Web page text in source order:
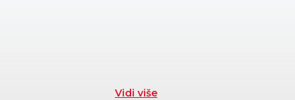
Vidi više